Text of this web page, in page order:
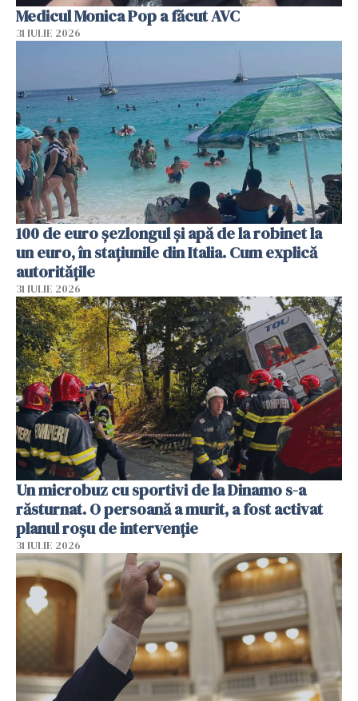
Medicul Monica Pop a făcut AVC
31 IULIE 2026
100 de euro șezlongul și apă de la robinet la
un euro, în stațiunile din Italia. Cum explică
autoritățile
31 IULIE 2026
Un microbuz cu sportivi de la Dinamo s-a
răsturnat. O persoană a murit, a fost activat
planul roșu de intervenție
31 IULIE 2026